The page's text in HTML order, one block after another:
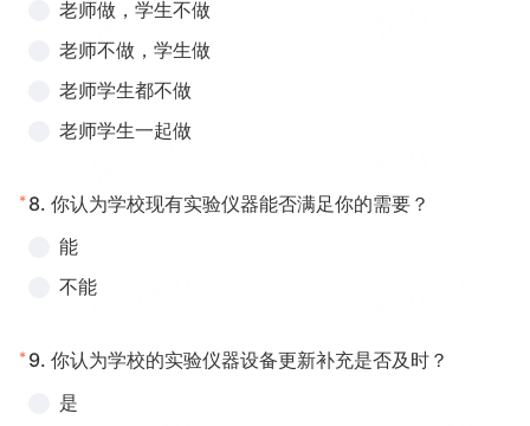
老师做，学生不做
老师不做，学生做
老师学生都不做
老师学生一起做
* 8. 你认为学校现有实验仪器能否满足你的需要？
能
不能
* 9. 你认为学校的实验仪器设备更新补充是否及时？
是